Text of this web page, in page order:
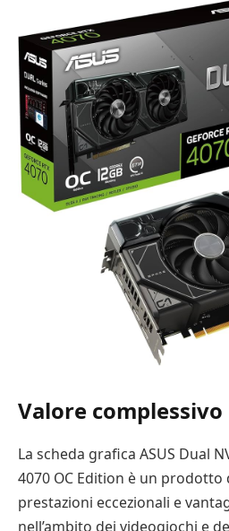
Valore complessivo
La scheda grafica ASUS Dual
4070 OC Edition è un
prestazioni eccezionali e
nell’ambito dei videogiochi e